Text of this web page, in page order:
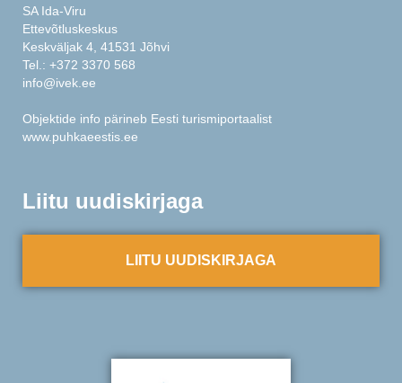
SA Ida-Viru
Ettevõtluskeskus
Keskväljak 4, 41531 Jõhvi
Tel.: +372 3370 568
info@ivek.ee
Objektide info pärineb Eesti turismiportaalist
www.puhkaeestis.ee
Liitu uudiskirjaga
LIITU UUDISKIRJAGA